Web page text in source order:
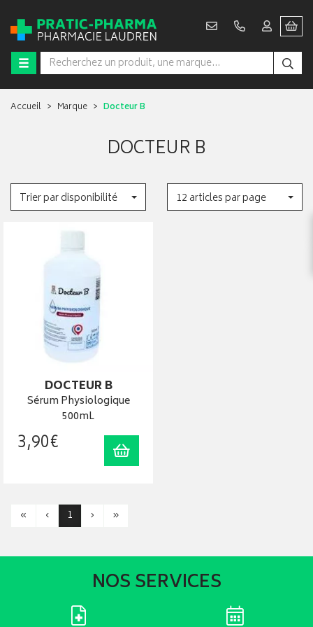
Accueil Marque Docteur B
DOCTEUR B
Trier par disponibilité 12 articles par page
DOCTEUR B
Sérum Physiologique
500mL
3,90€ Ajouter au panier
« ‹ 1 › »
NOS SERVICES